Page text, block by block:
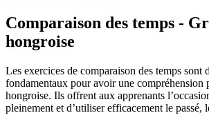
Comparaison des temps -
hongroise
Les exercices de comparaison des temps sont
fondamentaux pour avoir une compréhension
hongroise. Ils offrent aux apprenants
pleinement et d’utiliser efficacement le passé,